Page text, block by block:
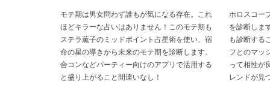
モテ期は男女問わず誰もが気になる存在。これ
ほどキラーな占いはありません！このモテ期も
ステラ薫子のミッドポイント占星術を使い、宿
命の星の導きから未来のモテ期を診断します。
合コンなどパーティー向けのアプリで活用する
と盛り上がること間違いなし！
ホロスコー
を診断しま
も診断する
フとのマッ
って相性が
レンドが見